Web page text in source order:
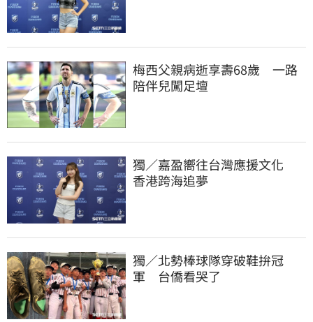
梅西父親病逝享壽68歲　一路
陪伴兒闖足壇
獨／嘉盈嚮往台灣應援文化
香港跨海追夢
獨／北勢棒球隊穿破鞋拚冠
軍　台僑看哭了